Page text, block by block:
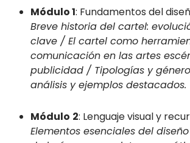
Módulo 1: Fundamentos del
Breve historia del cartel:
clave / El cartel como
comunicación en las artes
publicidad / Tipologías y
análisis y ejemplos destacados.
Módulo 2: Lenguaje visual y
Elementos esenciales del